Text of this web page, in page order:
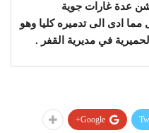
عدة غارات جوية
ادى الى تدميره كليا وهو
في مديرية القفر .
Google+